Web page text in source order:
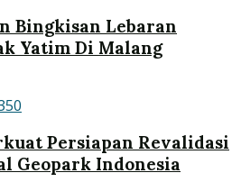
Bingkisan Lebaran
Yatim Di Malang
Persiapan Revalidasi
Geopark Indonesia